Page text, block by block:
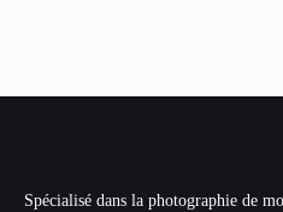
Spécialisé dans la photographie de